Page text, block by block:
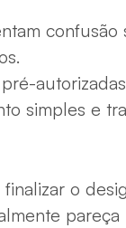
confusão
simples e
o
pareça